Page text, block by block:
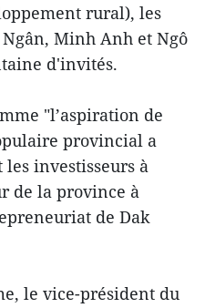
rural), les
Minh Anh et Ngô
d'invités.
"l’aspiration de
provincial a
investisseurs à
de la province à
de Dak
le vice-président du